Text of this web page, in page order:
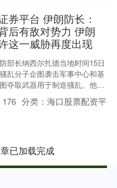
券平台 伊朗防长：
后有敌对势力 伊朗
这一威胁再度出现
部长纳西尔扎德当地时间15日
乱分子企图袭击军事中心和基
夺取武器用于制造骚乱。他们
宗教和文化场所发起袭击，这表
乱活动存在安全....
176 分类：海口股票配资平
已加载完成